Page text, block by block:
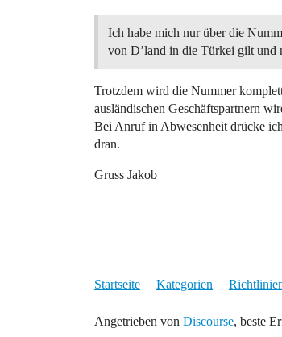
Ich habe mich nur über die
von D’land in die Türkei gilt und
Trotzdem wird die Nummer
ausländischen Geschäftspartnern
Bei Anruf in Abwesenheit drücke
dran.
Gruss Jakob
Startseite Kategorien
Angetrieben von Discourse, beste